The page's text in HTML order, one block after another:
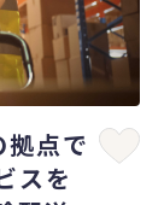
拠点で
スを